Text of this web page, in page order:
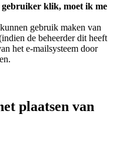
klik, moet ik me
gebruik maken van
de beheerder dit heeft
het e-mailsysteem door
plaatsen van